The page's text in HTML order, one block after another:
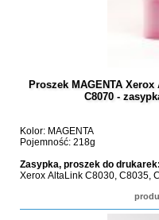
Proszek MAGENTA Xerox
C8070 -
Kolor: MAGENTA
Pojemność: 218g
Zasypka, proszek do drukarek:
Xerox AltaLink C8030, C8035,